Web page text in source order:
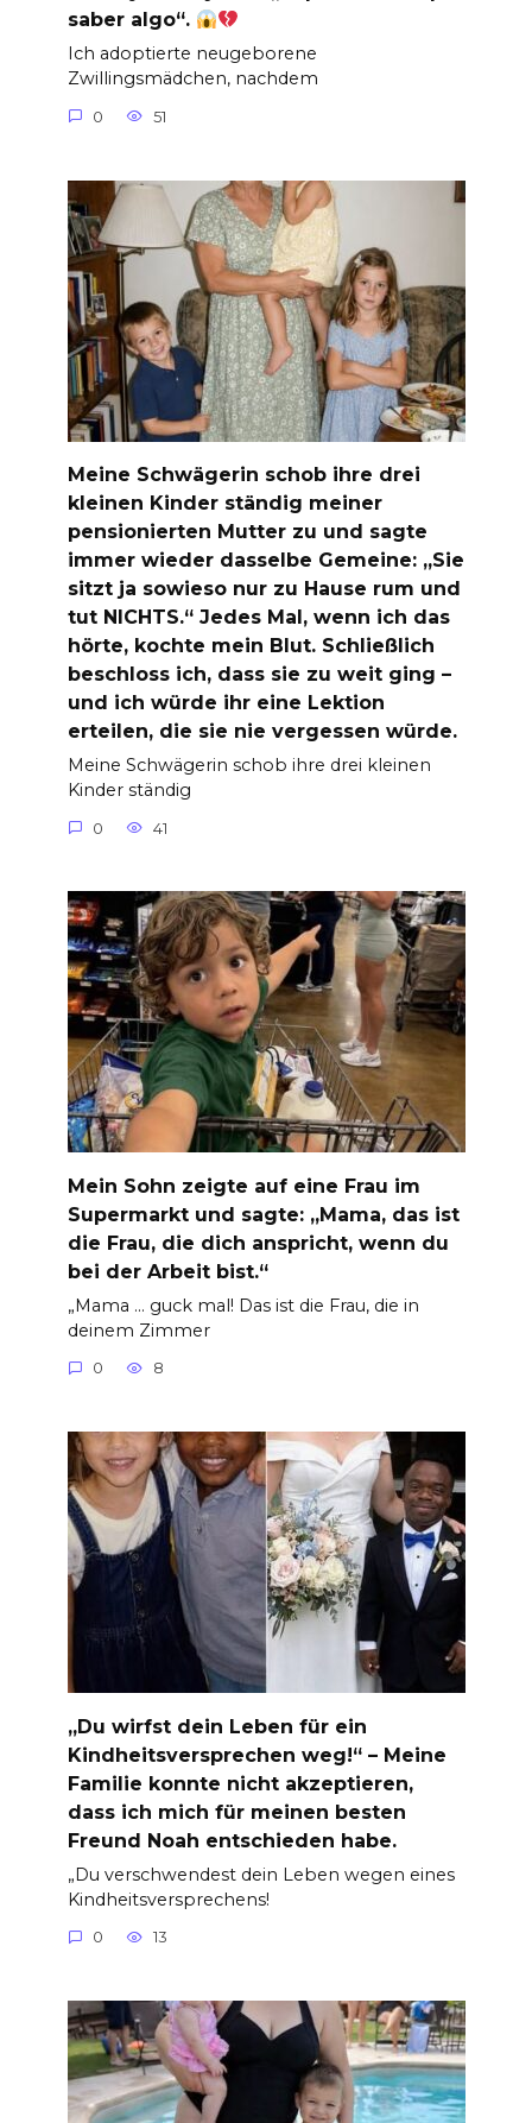
saber algo“.
Ich adoptierte neugeborene
Zwillingsmädchen, nachdem
0 51
Meine Schwägerin schob ihre drei
kleinen Kinder ständig meiner
pensionierten Mutter zu und sagte
immer wieder dasselbe Gemeine: „Sie
sitzt ja sowieso nur zu Hause rum und
tut NICHTS.“ Jedes Mal, wenn ich das
hörte, kochte mein Blut. Schließlich
beschloss ich, dass sie zu weit ging –
und ich würde ihr eine Lektion
erteilen, die sie nie vergessen würde.
Meine Schwägerin schob ihre drei kleinen
Kinder ständig
0 41
Mein Sohn zeigte auf eine Frau im
Supermarkt und sagte: „Mama, das ist
die Frau, die dich anspricht, wenn du
bei der Arbeit bist.“
„Mama … guck mal! Das ist die Frau, die in
deinem Zimmer
0 8
„Du wirfst dein Leben für ein
Kindheitsversprechen weg!“ – Meine
Familie konnte nicht akzeptieren,
dass ich mich für meinen besten
Freund Noah entschieden habe.
„Du verschwendest dein Leben wegen eines
Kindheitsversprechens!
0 13